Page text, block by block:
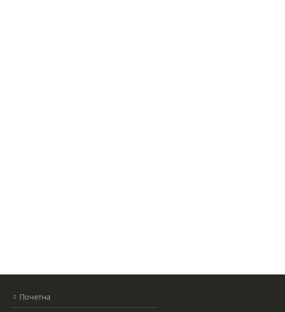
Почетна